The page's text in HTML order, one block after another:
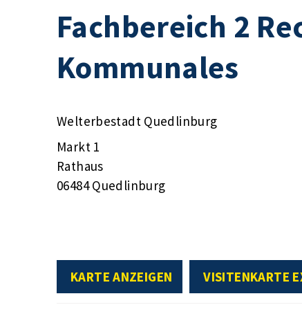
Fachbereich 2
Kommunales
Welterbestadt Quedlinburg
Markt 1
Rathaus
06484 Quedlinburg
KARTE ANZEIGEN VISITENKARTE